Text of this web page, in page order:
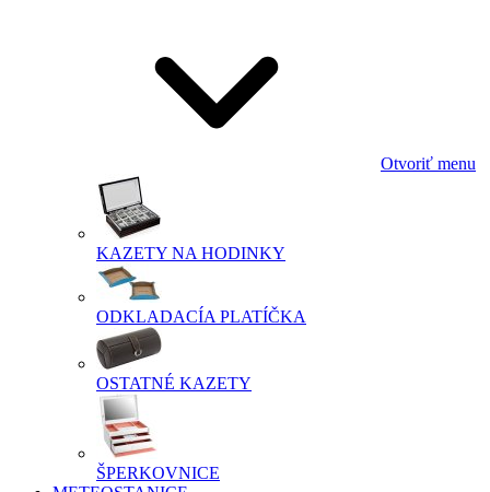
Otvoriť menu
KAZETY NA HODINKY
ODKLADACÍA PLATÍČKA
OSTATNÉ KAZETY
ŠPERKOVNICE